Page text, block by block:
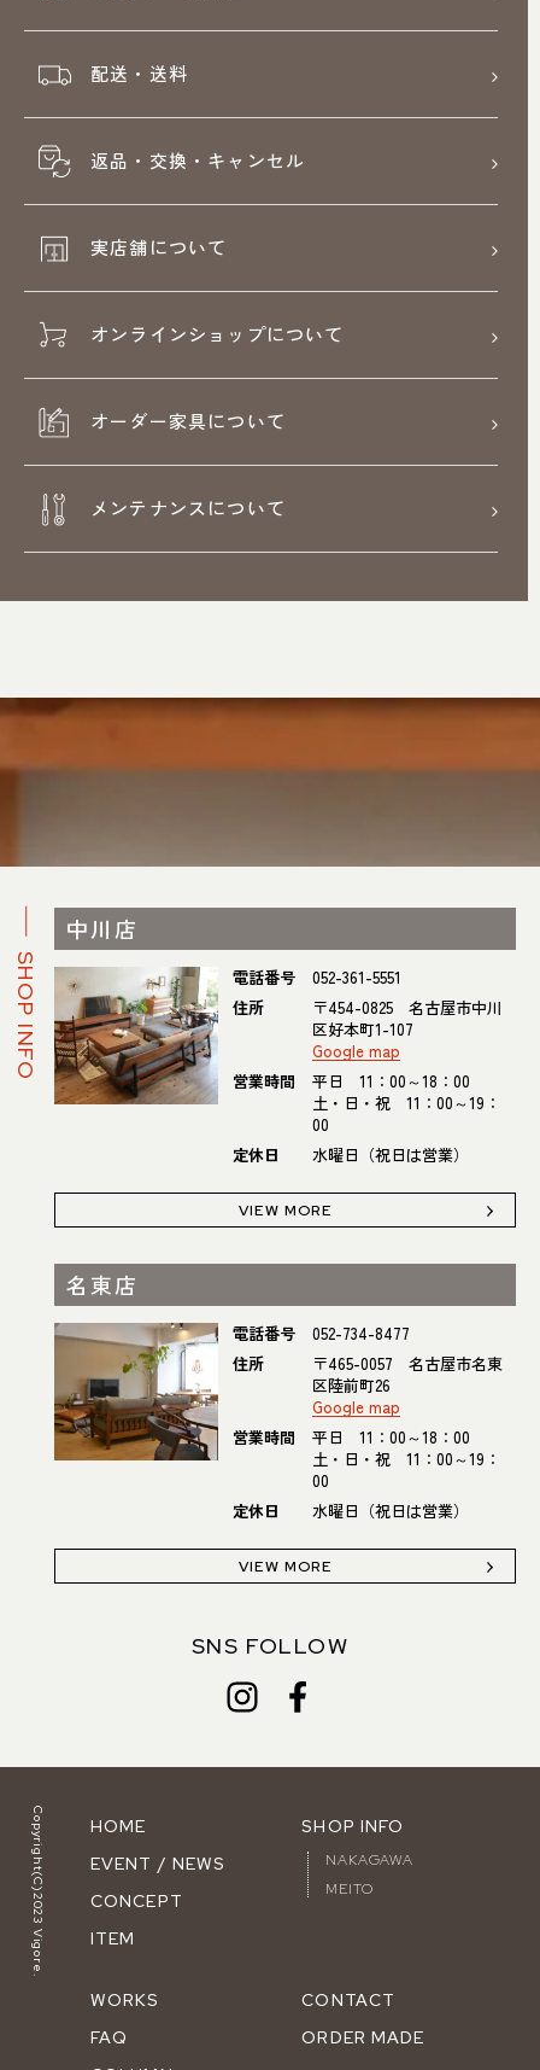
配送・送料
返品・交換・キャンセル
実店舗について
オンラインショップについて
オーダー家具について
メンテナンスについて
SHOP INFO
中川店
電話番号
052-361-5551
住所
〒454-0825 名古屋市中川
区好本町1-107
Google map
営業時間
平日 11：00～18：00
土・日・祝 11：00～19：
00
定休日
水曜日（祝日は営業）
VIEW MORE
名東店
電話番号
052-734-8477
住所
〒465-0057 名古屋市名東
区陸前町26
Google map
営業時間
平日 11：00～18：00
土・日・祝 11：00～19：
00
定休日
水曜日（祝日は営業）
VIEW MORE
SNS FOLLOW
Copyright(C)2023 Vigore.
HOME
EVENT / NEWS
CONCEPT
ITEM
SHOP INFO
NAKAGAWA
MEITO
WORKS
FAQ
CONTACT
ORDER MADE